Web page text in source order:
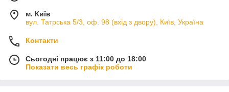
м. Київ
вул. Татрська 5/3, оф. 98 (вхід з двору), Київ, Україна
Контакти
Сьогодні працює з 11:00 до 18:00
Показати весь графік роботи